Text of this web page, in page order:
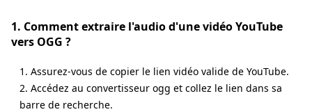
1. Comment extraire l'audio d'une vidéo YouTube
vers OGG ?
1. Assurez-vous de copier le lien vidéo valide de YouTube.
2. Accédez au convertisseur ogg et collez le lien dans sa
barre de recherche.